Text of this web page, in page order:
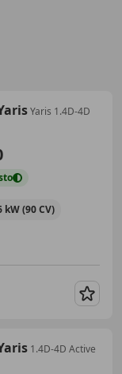
Yaris 1.4D-4D
kW (90 CV)
1.4D-4D Active